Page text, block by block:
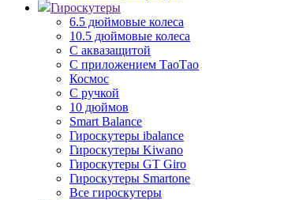
Гироскутеры
6.5 дюймовые колеса
10.5 дюймовые колеса
С аквазащитой
С приложением ТаоТао
Космос
С ручкой
10 дюймов
Smart Balance
Гироскутеры ibalance
Гироскутеры Kiwano
Гироскутеры GT Giro
Гироскутеры Smartone
Все гироскутеры